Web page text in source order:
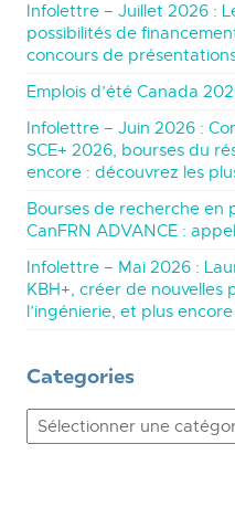
Infolettre – Juillet 2026 :
possibilités de
concours de
Emplois d’été Canada
Infolettre – Juin 2026 :
SCE+ 2026, bourses du
encore : découvrez les
Bourses de recherche en
CanFRN ADVANCE :
Infolettre – Mai 2026 :
KBH+, créer de nouvelles
l’ingénierie, et plus encore
Categories
Categories